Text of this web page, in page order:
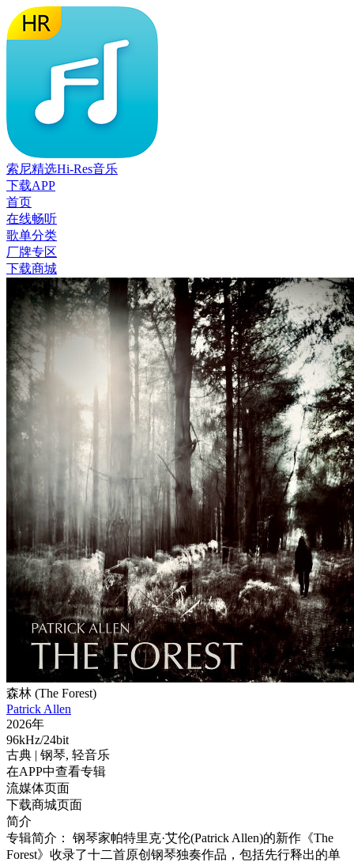
索尼精选Hi-Res音乐
下载APP
首页
在线畅听
歌单分类
厂牌专区
下载商城
森林 (The Forest)
Patrick Allen
2026年
96kHz/24bit
古典 | 钢琴, 轻音乐
在APP中查看专辑
流媒体页面
下载商城页面
简介
专辑简介： 钢琴家帕特里克·艾伦(Patrick Allen)的新作《The
Forest》收录了十二首原创钢琴独奏作品，包括先行释出的单